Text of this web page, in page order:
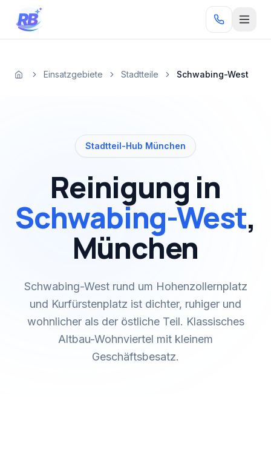
Zum Inhalt springen
RB
StartseiteEinsatzgebiete Stadtteile Schwabing-West
Stadtteil-Hub München
Reinigung in
Schwabing-West,
München
Schwabing-West rund um Hohenzollernplatz
und Kurfürstenplatz ist dichter, ruhiger und
wohnlicher als der östliche Teil. Klassisches
Altbau-Wohnviertel mit kleinem
Geschäftsbesatz.